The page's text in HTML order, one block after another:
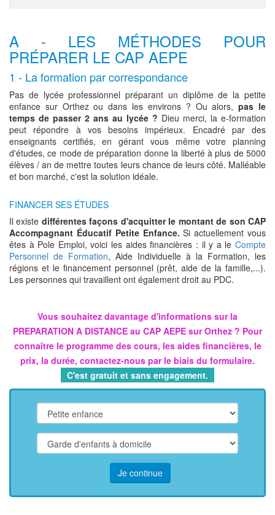
A - LES MÉTHODES POUR
PRÉPARER LE CAP AEPE
1 - La formation par correspondance
Pas de lycée professionnel préparant un diplôme de la petite
enfance sur Orthez ou dans les environs ? Ou alors,pas le
temps de passer 2 ans au lycée ? Dieu merci, la e-formation
peut répondre à vos besoins impérieux. Encadré par des
enseignants certifiés, en gérant vous même votre planning
d'études, ce mode de préparation donne la liberté à plus de 5000
élèves / an de mettre toutes leurs chance de leurs côté. Malléable
et bon marché, c'est la solution idéale.
FINANCER SES ÉTUDES
Il existe différentes façons d'acquitter le montant de son CAP
Accompagnant Éducatif Petite Enfance. Si actuellement vous
êtes à Pole Emploi, voici les aides financières : il y a le Compte
Personnel de Formation, Aide Individuelle à la Formation, les
régions et le financement personnel (prêt, aide de la famille,...).
Les personnes qui travaillent ont également droit au PDC.
Vous souhaitez davantage d'informations sur la
PREPARATION A DISTANCE au CAP AEPE sur Orthez ? Pour
connaître le programme des cours, les aides financières, le
prix, la durée, contactez-nous par le biais du formulaire.
C'est gratuit et sans engagement.
Je continue